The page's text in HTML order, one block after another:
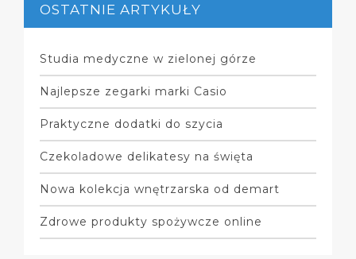
OSTATNIE ARTYKUŁY
Studia medyczne w zielonej górze
Najlepsze zegarki marki Casio
Praktyczne dodatki do szycia
Czekoladowe delikatesy na święta
Nowa kolekcja wnętrzarska od demart
Zdrowe produkty spożywcze online